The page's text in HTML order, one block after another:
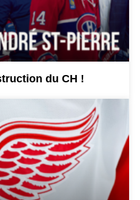
du CH !